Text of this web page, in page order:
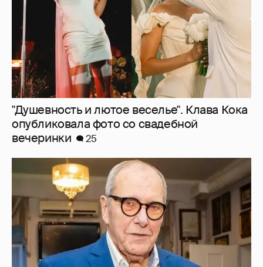
Эммануил Виторган показал фото
младшей дочери в честь её дня рождения
27